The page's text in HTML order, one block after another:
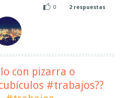
0
2 respuestas
con pizarra o
#trabajos??